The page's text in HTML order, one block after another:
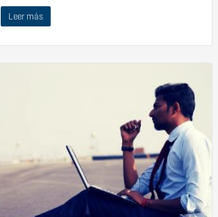
Leer más